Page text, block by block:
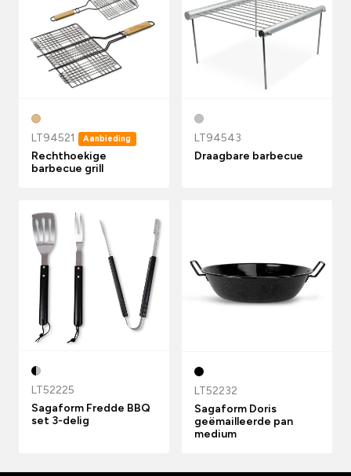
LT94521 Aanbieding
Rechthoekige
barbecue grill
LT94543
Draagbare barbecue
LT52225
Sagaform Fredde BBQ
set 3-delig
LT52232
Sagaform Doris
geëmailleerde pan
medium